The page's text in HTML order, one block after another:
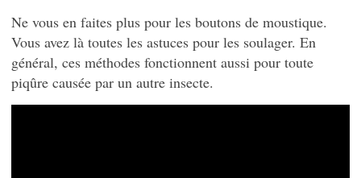
Ne vous en faites plus pour les boutons de moustique.
Vous avez là toutes les astuces pour les soulager. En
général, ces méthodes fonctionnent aussi pour toute
piqûre causée par un autre insecte.